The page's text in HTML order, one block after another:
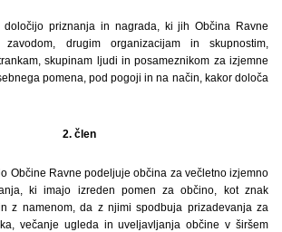
priznanja in nagrada, ki jih Občina Ravne
zavodom, drugim organizacijam in skupnostim,
skupinam ljudi in posameznikom za izjemne
pomena, pod pogoji in na način, kakor določa
2. člen
Občine Ravne podeljuje občina za večletno izjemno
ki imajo izreden pomen za občino, kot znak
z namenom, da z njimi spodbuja prizadevanja za
večanje ugleda in uveljavljanja občine v širšem